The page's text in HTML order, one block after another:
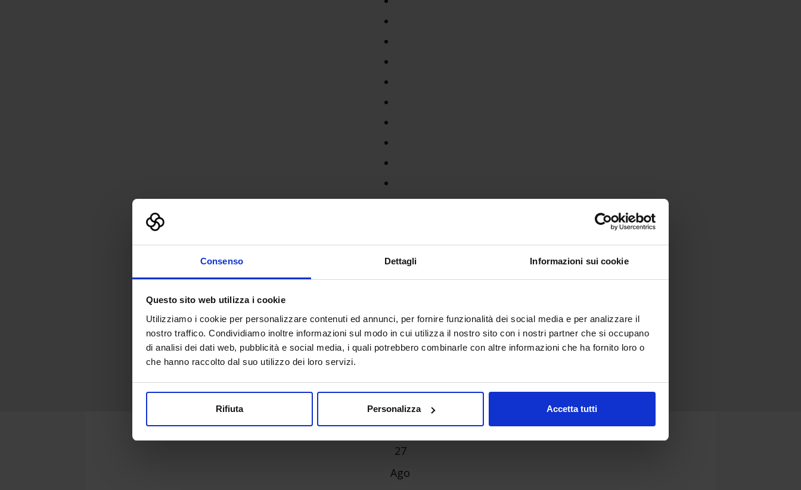
Consenso Dettagli Informazioni sui cookie
Questo sito web utilizza i cookie
Utilizziamo i cookie per personalizzare contenuti ed annunci, per fornire funzionalità dei social media e per analizzare il
nostro traffico. Condividiamo inoltre informazioni sul modo in cui utilizza il nostro sito con i nostri partner che si occupano
di analisi dei dati web, pubblicità e social media, i quali potrebbero combinarle con altre informazioni che ha fornito loro o
che hanno raccolto dal suo utilizzo dei loro servizi.
Rifiuta Personalizza Accetta tutti
27
Ago